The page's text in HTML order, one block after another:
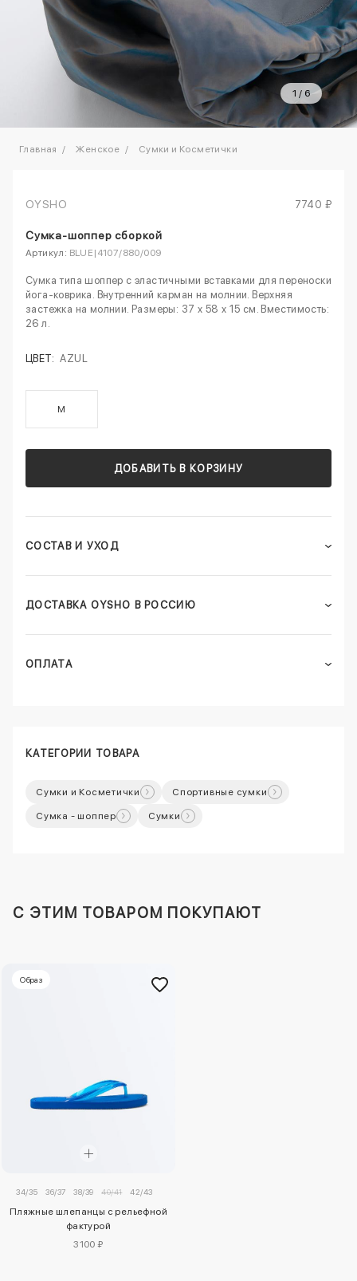
1 / 6
Главная Женское Сумки и Косметички
OYSHO 7740 ₽
Сумка-шоппер сборкой
Артикул: BLUE|4107/880/009
Сумка типа шоппер с эластичными вставками для переноски
йога-коврика. Внутренний карман на молнии. Верхняя
застежка на молнии. Размеры: 37 x 58 x 15 см. Вместимость:
26 л.
ЦВЕТ: AZUL
M
ДОБАВИТЬ В КОРЗИНУ
СОСТАВ И УХОД
ДОСТАВКА OYSHO В РОССИЮ
ОПЛАТА
КАТЕГОРИИ ТОВАРА
Сумки и Косметички Спортивные сумки
Сумка - шоппер Сумки
C ЭТИМ ТОВАРОМ ПОКУПАЮТ
Образ
34/35 36/37 38/39 40/41 42/43
Пляжные шлепанцы с рельефной
фактурой
3100 ₽